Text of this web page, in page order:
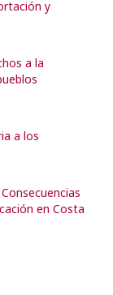
y
a la
a los
en Costa